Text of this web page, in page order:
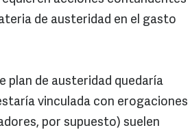
de austeridad en el gasto
plan de austeridad quedaría
vinculada con erogaciones
por supuesto) suelen